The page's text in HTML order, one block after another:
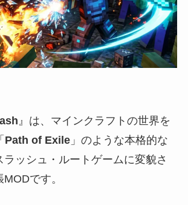
』は、マインクラフトの世界を
Path of Exile」のような本格的な
ッシュ・ルートゲームに変貌さ
です。